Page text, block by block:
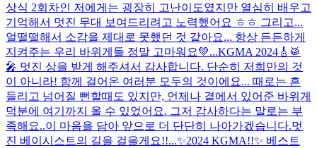
상식 2회차인 저에게는 굉장히 고난이도였지만 열심히 배우고
기억해서 멋진 무대 보여드리려고 노력했어요 ㅎㅎ 그리고...
얼떨떨해서 소감을 제대로 못했던 것 같아요... 항상 든든하게
지켜주는 우리 바위게들 정말 고마워요💚...KGMA 2024🎸🥁
🎤 멋진 상을 받게 해주셔서 감사합니다. 단순히 저희만의 것
이 아니라! 함께 걸어온 여러분 모두의 것이에요... 때로는 흔
들리고 넘어질 뻔할때도 있지만, 언제나 곁에서 있어준 바위게
덕분에 여기까지 올 수 있었어요. 그저 감사하다는 말로는 부
족해요..이 마음을 담아 앞으로 더 단단히 나아가겠습니다.멋
진 베이시스트의 길을 걸을게요!!...✨2024 KGMA!!✨ 베스트